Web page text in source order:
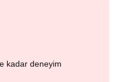
kadar deneyim